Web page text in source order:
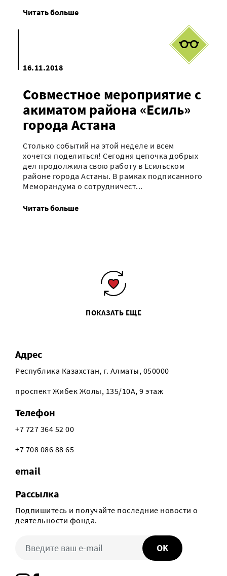
Читать больше
16.11.2018
Совместное мероприятие с
акиматом района «Есиль»
города Астана
Столько событий на этой неделе и всем
хочется поделиться! Сегодня цепочка добрых
дел продолжила свою работу в Есильском
районе города Астаны. В рамках подписанного
Меморандума о сотрудничест...
Читать больше
ПОКАЗАТЬ ЕЩЕ
Адрес
Республика Казахстан, г. Алматы, 050000
проспект Жибек Жолы, 135/10А, 9 этаж
Телефон
+7 727 364 52 00
+7 708 086 88 65
email
Рассылка
Подпишитесь и получайте последние новости о
деятельности фонда.
OK